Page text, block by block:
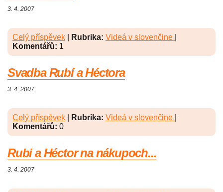
3. 4. 2007
Celý příspěvek Rubrika: Videá v slovenčine
Komentářů: 1
Svadba Rubí a Héctora
3. 4. 2007
Celý příspěvek Rubrika: Videá v slovenčine
Komentářů: 0
Rubi a Héctor na nákupoch...
3. 4. 2007